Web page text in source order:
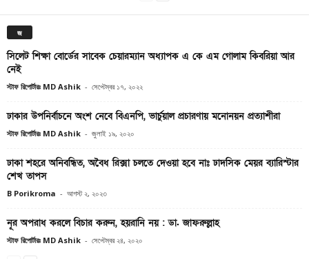
জ
সিলেট শিক্ষা বোর্ডের সাবেক চেয়ারম্যান অধ্যাপক এ কে এম গোলাম কিবরিয়া আর
নেই
স্টাফ রিপোর্টারঃ MD Ashik - সেপ্টেম্বর ১৭, ২০২২
ঢাকার উপনির্বাচনে অংশ নেবে বিএনপি, ভার্চুয়াল প্রচারণায় মনোনয়ন প্রত্যাশীরা
স্টাফ রিপোর্টারঃ MD Ashik - জুলাই ১৯, ২০২০
ঢাকা শহরে অনিবন্ধিত, অবৈধ রিক্সা চলতে দেওয়া হবে নাঃ ঢাদসিক মেয়র ব্যারিস্টার
শেখ তাপস
B Porikroma - আগস্ট ২, ২০২৩
নূর অপরাধ করলে বিচার করুন, হয়রানি নয় : ডা. জাফরুল্লাহ
স্টাফ রিপোর্টারঃ MD Ashik - সেপ্টেম্বর ২৪, ২০২০